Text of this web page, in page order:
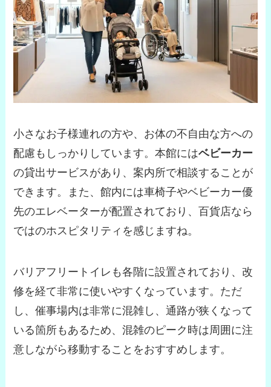
小さなお子様連れの方や、お体の不自由な方への
配慮もしっかりしています。本館にはベビーカー
の貸出サービスがあり、案内所で相談することが
できます。また、館内には車椅子やベビーカー優
先のエレベーターが配置されており、百貨店なら
ではのホスピタリティを感じますね。
バリアフリートイレも各階に設置されており、改
修を経て非常に使いやすくなっています。ただ
し、催事場内は非常に混雑し、通路が狭くなって
いる箇所もあるため、混雑のピーク時は周囲に注
意しながら移動することをおすすめします。